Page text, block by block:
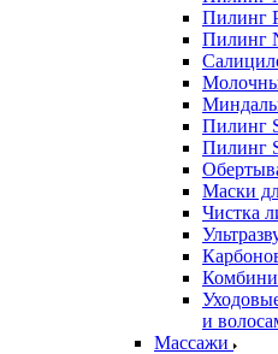
Пилинг
Пилинг
Пилинг
Пилинг
Маски
Чистка
и
Массажи